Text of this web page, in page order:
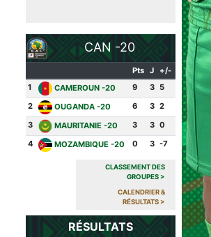
CAN -20
Pts J
+/-
1
CAMEROUN -20 9 3 5
2
OUGANDA -20 6 3 2
3
MAURITANIE -20 3 3 0
4
MOZAMBIQUE -20 0 3 -7
CLASSEMENT DES
GROUPES>
CALENDRIER &
RÉSULTATS>
RÉSULTATS